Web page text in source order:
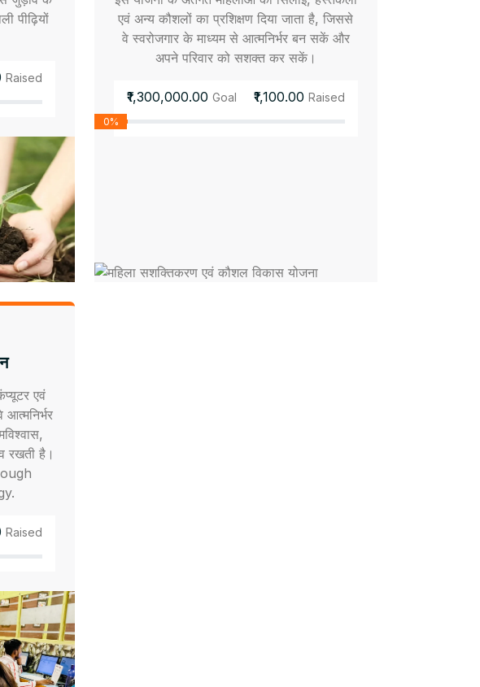
पीढ़ियों
Raised
एवं अन्य कौशलों का प्रशिक्षण दिया जाता है, जिससे
वे स्वरोजगार के माध्यम से आत्मनिर्भर बन सकें और
अपने परिवार को सशक्त कर सकें।
₹1,300,000.00 Goal ₹1,100.00 Raised
0%
एवं
रखती है।
Raised